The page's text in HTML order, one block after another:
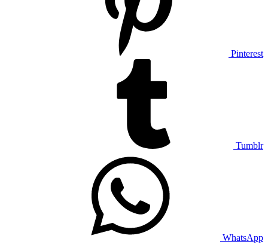
Pinterest
Tumblr
WhatsApp